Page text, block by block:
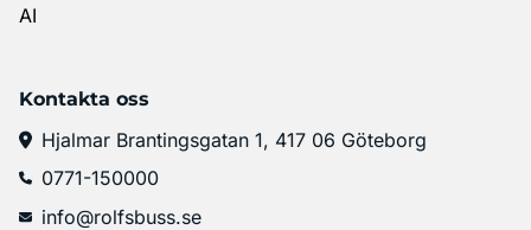
AI
Kontakta oss
Hjalmar Brantingsgatan 1, 417 06 Göteborg
0771-150000
info@rolfsbuss.se